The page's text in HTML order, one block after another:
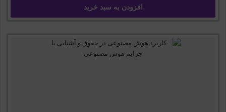
افزودن به سبد خرید